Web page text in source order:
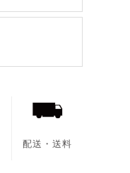
配送・送料